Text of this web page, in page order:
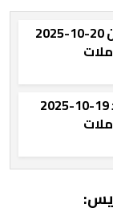
سعر الدولار اليوم الإثنين 20-10-2025
سعر الدولار اليوم الأحد 19-10-2025